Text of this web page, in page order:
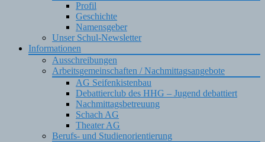
Profil
Geschichte
Namensgeber
Unser Schul-Newsletter
Informationen
Ausschreibungen
Arbeitsgemeinschaften / Nachmittagsangebote
AG Seifenkistenbau
Debattierclub des HHG – Jugend debattiert
Nachmittagsbetreuung
Schach AG
Theater AG
Berufs- und Studienorientierung